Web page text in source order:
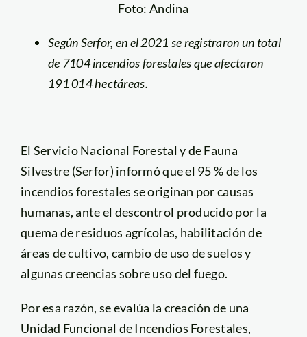
Foto: Andina
Según Serfor, en el 2021 se registraron un total
de 7104 incendios forestales que afectaron
191 014 hectáreas.
El Servicio Nacional Forestal y de Fauna
Silvestre (Serfor) informó que el 95 % de los
incendios forestales se originan por causas
humanas, ante el descontrol producido por la
quema de residuos agrícolas, habilitación de
áreas de cultivo, cambio de uso de suelos y
algunas creencias sobre uso del fuego.
Por esa razón, se evalúa la creación de una
Unidad Funcional de Incendios Forestales,